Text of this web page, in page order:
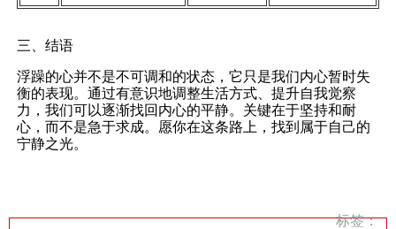
三、结语
浮躁的心并不是不可调和的状态，它只是我们内心暂时失
衡的表现。通过有意识地调整生活方式、提升自我觉察
力，我们可以逐渐找回内心的平静。关键在于坚持和耐
心，而不是急于求成。愿你在这条路上，找到属于自己的
宁静之光。
标签：